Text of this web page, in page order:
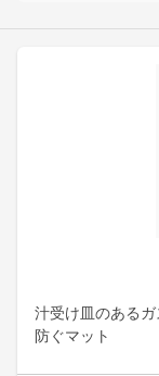
汁受け皿のある
防ぐマット